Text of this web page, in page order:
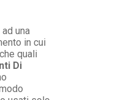
una
in cui
quali
Di